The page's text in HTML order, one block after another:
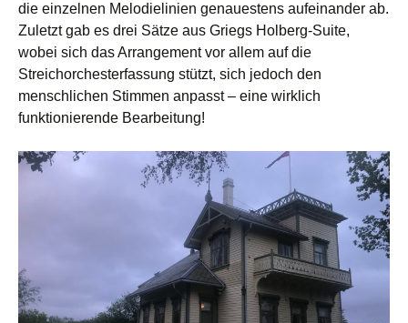
die einzelnen Melodielinien genauestens aufeinander ab.
Zuletzt gab es drei Sätze aus Griegs Holberg-Suite,
wobei sich das Arrangement vor allem auf die
Streichorchesterfassung stützt, sich jedoch den
menschlichen Stimmen anpasst – eine wirklich
funktionierende Bearbeitung!